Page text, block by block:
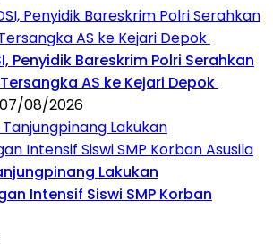
Penyidik Bareskrim Polri Serahkan
AS ke Kejari Depok
07/08/2026
Lakukan
Intensif Siswi SMP Korban